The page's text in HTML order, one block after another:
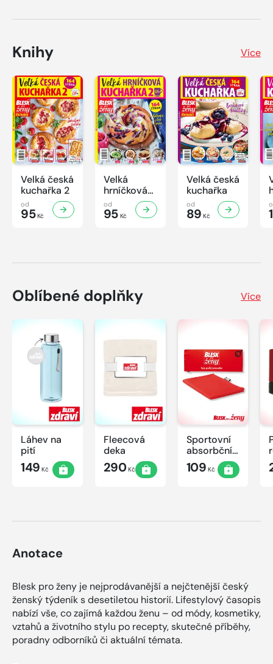
Knihy Více
Velká česká
kuchařka 2
od
95Kč
Velká
hrníčková
kuchařka II
od
95Kč
Velká česká
kuchařka
od
89 Kč
Oblíbené doplňky Více
Láhev na
pití
149 Kč
Fleecová
deka
290Kč
Sportovní
absorbční
ručník
109 Kč
Anotace
Blesk pro ženy je nejprodávanější a nejčtenější český
ženský týdeník s desetiletou historií. Lifestylový časopis
nabízí vše, co zajímá každou ženu – od módy, kosmetiky,
vztahů a životního stylu po recepty, skutečné příběhy,
poradny odborníků či aktuální témata.